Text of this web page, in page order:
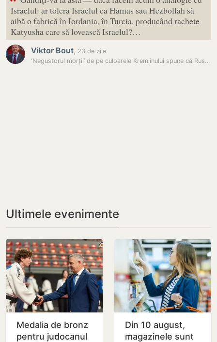
Israelul: ar tolera Israelul ca Hamas sau Hezbollah să
aibă o fabrică în Iordania, în Turcia, producând rachete
Katyusha care să lovească Israelul?…
Viktor Bout, 23 de zile
‘Negustorul morții’ de pe culoarele Kremlinului spune că Rusia are…
Ultimele evenimente
Medalia de bronz
pentru judocanul
Din 10 august,
magazinele sunt